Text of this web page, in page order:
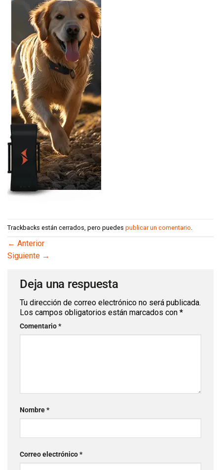
Trackbacks están cerrados, pero puedes publicar un comentario
← Anterior
Siguiente →
Deja una respuesta
Tu dirección de correo electrónico no será publicada.
Los campos obligatorios están marcados con *
Comentario*
Nombre*
Correo electrónico*